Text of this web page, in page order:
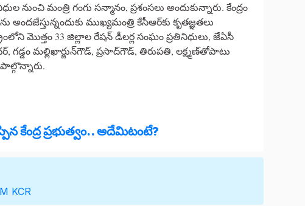
నుంచి మంత్రి గంగు సన్మానం, ప్రశంసలు అందుకున్నారు. కేంద్రం
ముఖ్యమంత్రి కేసీఆర్‌కు కృతజ్ఞతలు
మొత్తం 33 జిల్లాల రేషన్‌ డీలర్ల సంఘం ప్రతినిధులు, జేఏసీ
మల్లిఖార్జున్‌గౌడ్‌, ప్రసాద్‌గౌడ్‌, తిరుపతి, లక్ష్మణ్‌తోపాటు
కేంద్ర ప్రభుత్వం.. అదేమిటంటే?
KCR